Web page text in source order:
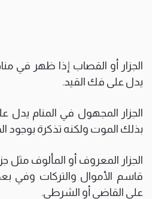
الجزار أو القصاب إذا ظهر في
يدل على فك القيد.
الجزار المجهول في المنام يدل
بذلك الموت ولكنه تذكرة بوجود
الجزار المعروف أو المألوف مثل
قاسم الأموال والتركات وفي
على القاضي أو الشرطي.